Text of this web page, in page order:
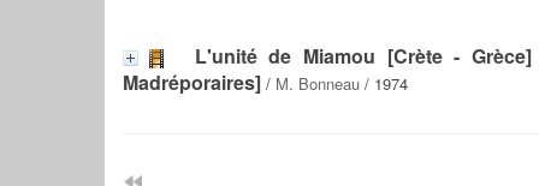
L'unité de Miamou [Crète -
Madréporaires] / M. Bonneau / 1974